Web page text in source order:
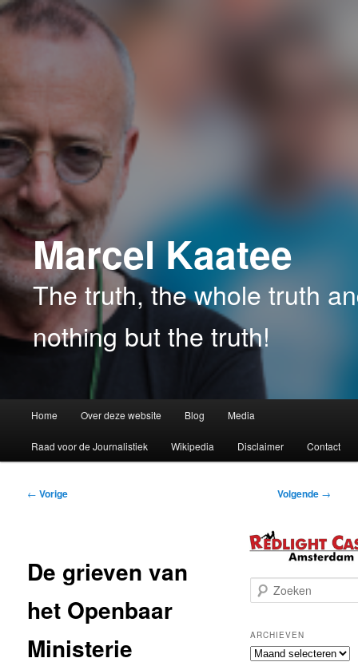
Spring
Marcel Kaatee
The truth, the whole truth
nothing but the truth!
Home Over deze website Blog Media
Raad voor de Journalistiek Wikipedia Disclaimer Contact
Bericht
← Vorige Volgende →
De grieven van
het Openbaar
Ministerie
o
k
e
ARCHIEVEN
Archieven